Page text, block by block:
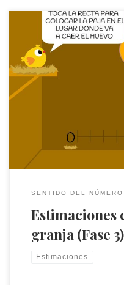
Fíjate en el número y toca
SENTIDO DEL NÚMERO
Estimaciones
granja (Fase 3)
Estimaciones